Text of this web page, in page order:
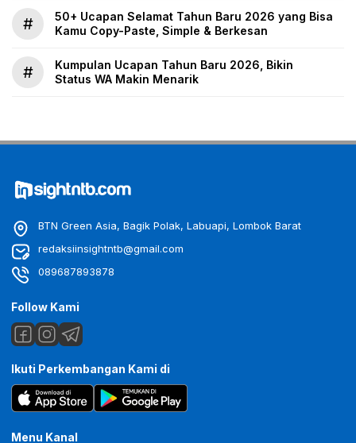
#
50+ Ucapan Selamat Tahun Baru 2026 yang Bisa
Kamu Copy-Paste, Simple & Berkesan
#
Kumpulan Ucapan Tahun Baru 2026, Bikin
Status WA Makin Menarik
BTN Green Asia, Bagik Polak, Labuapi, Lombok Barat
redaksiinsightntb@gmail.com
089687893878
Follow Kami
Ikuti Perkembangan Kami di
Menu Kanal